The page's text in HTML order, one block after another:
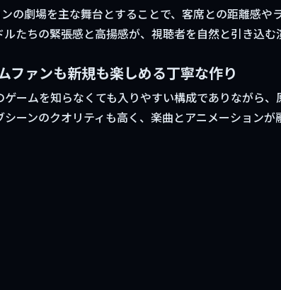
の劇場を主な舞台とすることで、客席との距離感や
たちの緊張感と高揚感が、視聴者を自然と引き込む
ファンも新規も楽しめる丁寧な作り
ゲームを知らなくても入りやすい構成でありながら
ーンのクオリティも高く、楽曲とアニメーションが